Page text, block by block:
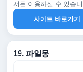
서든 이용하실 수 있습
사이트 바로가기
19. 파일몽